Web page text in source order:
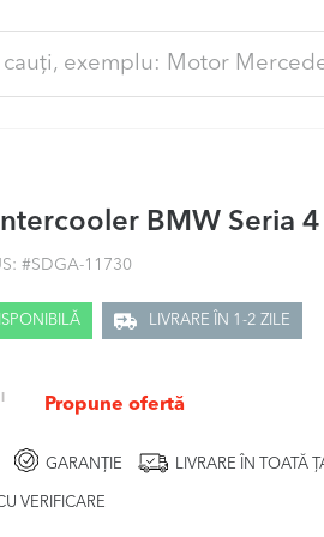
BMW Seria
#SDGA-11730
LIVRARE ÎN 1-2 ZILE
Propune ofertă
GARANȚIE LIVRARE ÎN TOATĂ
VERIFICARE